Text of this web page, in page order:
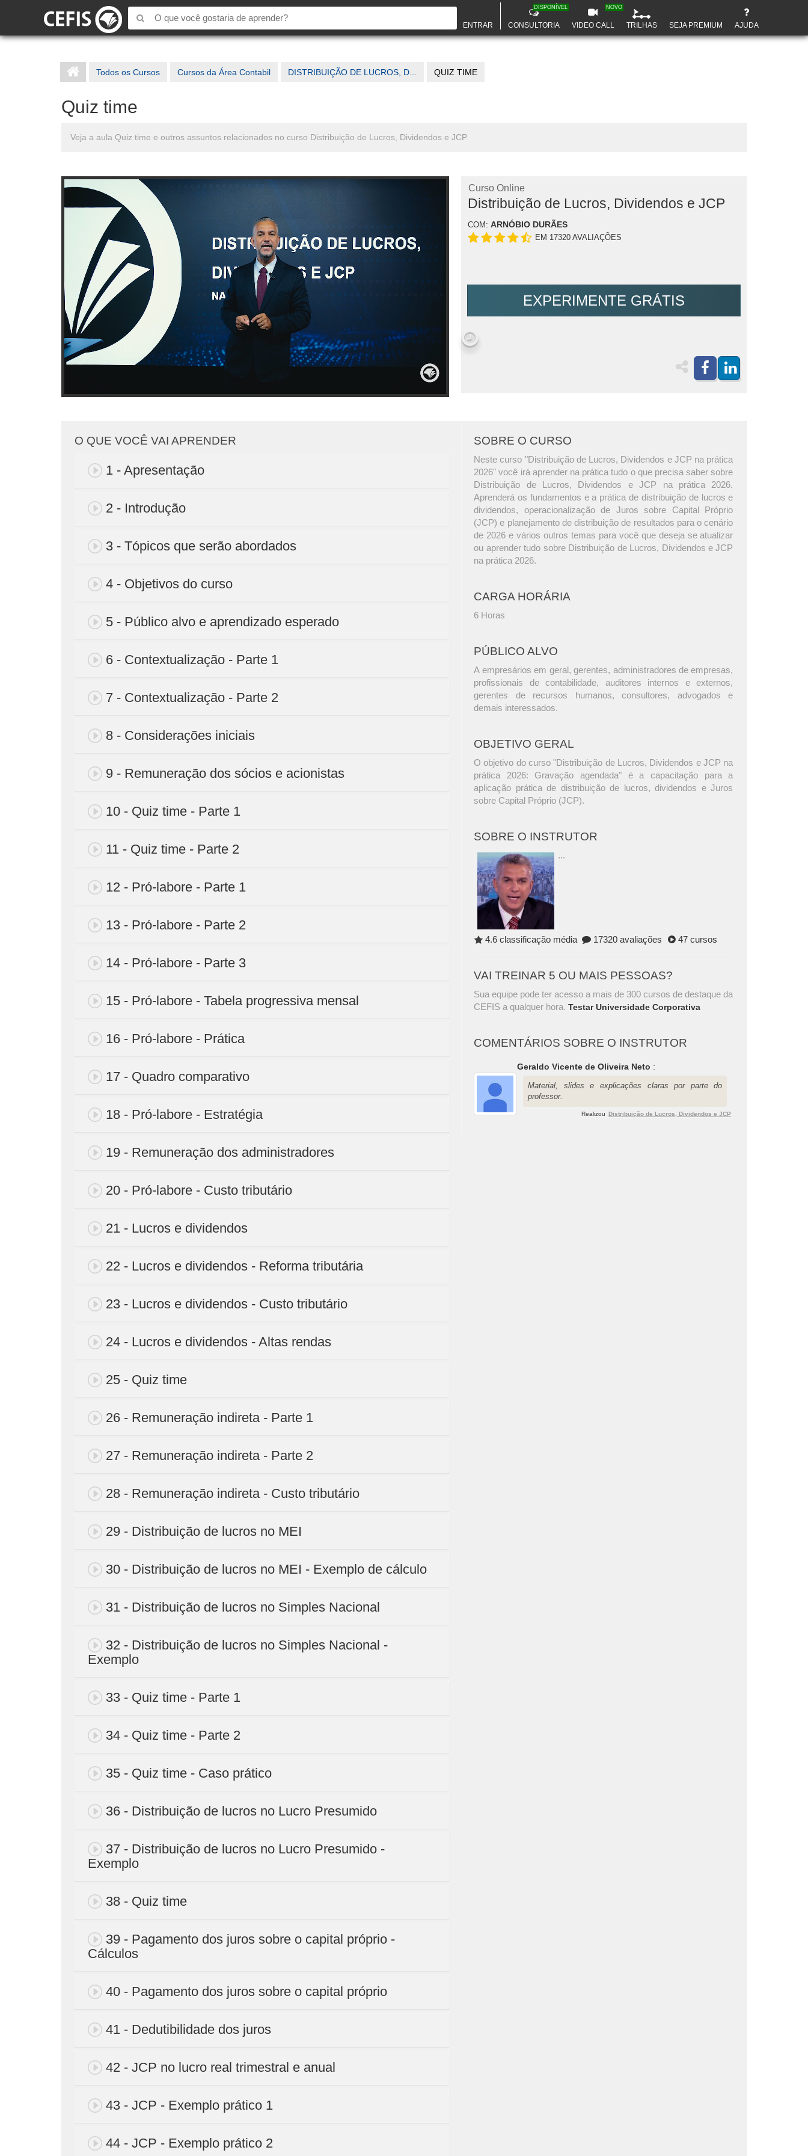
ENTRAR CONSULTORIA
DISPONÍVEL
VIDEO CALL
NOVO
TRILHAS SEJA PREMIUM AJUDA
Todos os Cursos Cursos da Área Contabil DISTRIBUIÇÃO DE LUCROS, D... QUIZ TIME
Quiz time
Veja a aula Quiz time e outros assuntos relacionados no curso Distribuição de Lucros, Dividendos e JCP
Curso Online
Distribuição de Lucros, Dividendos e JCP
COM: ARNÓBIO DURÃES
EM 17320 AVALIAÇÕES
EXPERIMENTE GRÁTIS
O QUE VOCÊ VAI APRENDER
1 - Apresentação
2 - Introdução
3 - Tópicos que serão abordados
4 - Objetivos do curso
5 - Público alvo e aprendizado esperado
6 - Contextualização - Parte 1
7 - Contextualização - Parte 2
8 - Considerações iniciais
9 - Remuneração dos sócios e acionistas
10 - Quiz time - Parte 1
11 - Quiz time - Parte 2
12 - Pró-labore - Parte 1
13 - Pró-labore - Parte 2
14 - Pró-labore - Parte 3
15 - Pró-labore - Tabela progressiva mensal
16 - Pró-labore - Prática
17 - Quadro comparativo
18 - Pró-labore - Estratégia
19 - Remuneração dos administradores
20 - Pró-labore - Custo tributário
21 - Lucros e dividendos
22 - Lucros e dividendos - Reforma tributária
23 - Lucros e dividendos - Custo tributário
24 - Lucros e dividendos - Altas rendas
25 - Quiz time
26 - Remuneração indireta - Parte 1
27 - Remuneração indireta - Parte 2
28 - Remuneração indireta - Custo tributário
29 - Distribuição de lucros no MEI
30 - Distribuição de lucros no MEI - Exemplo de cálculo
31 - Distribuição de lucros no Simples Nacional
32 - Distribuição de lucros no Simples Nacional -
Exemplo
33 - Quiz time - Parte 1
34 - Quiz time - Parte 2
35 - Quiz time - Caso prático
36 - Distribuição de lucros no Lucro Presumido
37 - Distribuição de lucros no Lucro Presumido -
Exemplo
38 - Quiz time
39 - Pagamento dos juros sobre o capital próprio -
Cálculos
40 - Pagamento dos juros sobre o capital próprio
41 - Dedutibilidade dos juros
42 - JCP no lucro real trimestral e anual
43 - JCP - Exemplo prático 1
44 - JCP - Exemplo prático 2
SOBRE O CURSO
Neste curso "Distribuição de Lucros, Dividendos e JCP na prática
2026" você irá aprender na prática tudo o que precisa saber sobre
Distribuição de Lucros, Dividendos e JCP na prática 2026.
Aprenderá os fundamentos e a prática de distribuição de lucros e
dividendos, operacionalização de Juros sobre Capital Próprio
(JCP) e planejamento de distribuição de resultados para o cenário
de 2026 e vários outros temas para você que deseja se atualizar
ou aprender tudo sobre Distribuição de Lucros, Dividendos e JCP
na prática 2026.
CARGA HORÁRIA
6 Horas
PÚBLICO ALVO
A empresários em geral, gerentes, administradores de empresas,
profissionais de contabilidade, auditores internos e externos,
gerentes de recursos humanos, consultores, advogados e
demais interessados.
OBJETIVO GERAL
O objetivo do curso "Distribuição de Lucros, Dividendos e JCP na
prática 2026: Gravação agendada" é a capacitação para a
aplicação prática de distribuição de lucros, dividendos e Juros
sobre Capital Próprio (JCP).
SOBRE O INSTRUTOR
...
4.6 classificação média 17320 avaliações 47 cursos
VAI TREINAR 5 OU MAIS PESSOAS?
Sua equipe pode ter acesso a mais de 300 cursos de destaque da
CEFIS a qualquer hora.Testar Universidade Corporativa
COMENTÁRIOS SOBRE O INSTRUTOR
Geraldo Vicente de Oliveira Neto :
Material, slides e explicações claras por parte do
professor.
Realizou Distribuição de Lucros, Dividendos e JCP